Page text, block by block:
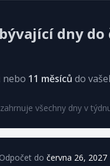
dny do
nebo 11 měsíců do
všechny dny v
Odpočet do června 26, 2027